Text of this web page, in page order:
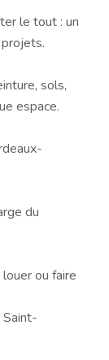
le tout : un
sols,
espace.
du
ou faire